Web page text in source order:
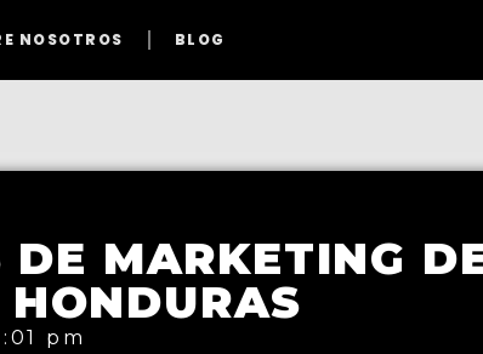
NOSOTROS BLOG
MARKETING
pm